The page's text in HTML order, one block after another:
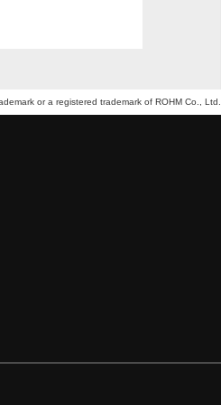
or a registered trademark of ROHM Co., Ltd.